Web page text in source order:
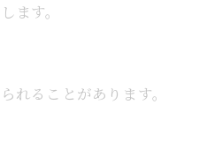
ます。
れることがあります。